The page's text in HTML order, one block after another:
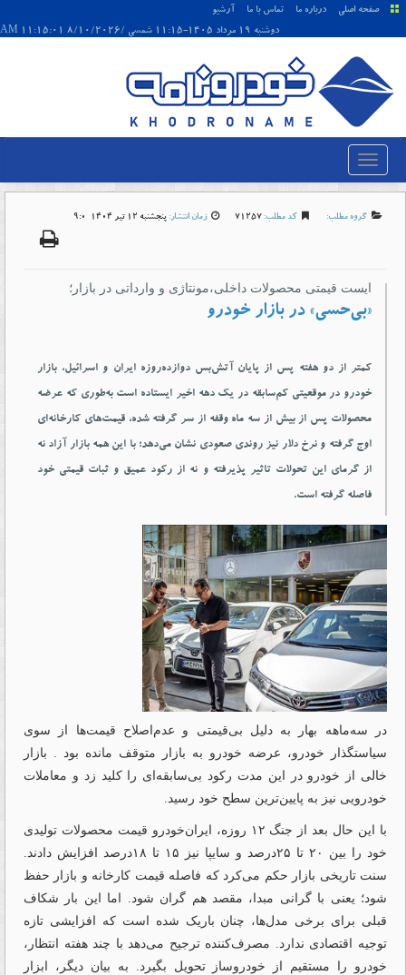
صفحه اصلی درباره ما تماس با ما
آرشیو
دوشنبه 19 مرداد 1405-11:15 شمسی /8/10/2026 11:15:01 AM
گروه مطلب: کد مطلب: 71257 زمان انتشار: پنجشنبه 12 تير 1404-9:0
ایست قیمتی محصولات داخلی،مونتاژی و وارداتی در بازار؛
«بی‌حسی» در بازار خودرو
کمتر از دو هفته پس از پایان آتش‏‌بس دوازده‏‌روزه ایران و اسرائیل، بازار
خودرو در موقعیتی کم‏‌سابقه در یک دهه اخیر ایستاده است به‌طوری که عرضه
محصولات پس از بیش از سه ماه وقفه از سر گرفته شده، قیمت‌های کارخانه‏‌ای
اوج گرفته و نرخ دلار نیز روندی صعودی نشان می‌دهد؛ با این همه بازار آزاد نه
از گرمای این تحولات تاثیر پذیرفته و نه از رکود عمیق و ثبات قیمتی خود
فاصله گرفته است.
در سه‌ماهه بهار به دلیل بی‌قیمتی و عدم‌اصلاح قیمت‌ها از سوی
سیاستگذار خودرو، عرضه خودرو به بازار متوقف مانده بود . بازار
خالی از خودرو در این مدت رکود بی‌سابقه‌ای را کلید زد و معاملات
خودرویی نیز به پایین‌ترین سطح خود رسید.
با این حال بعد از جنگ ۱۲ روزه، ایران‌‌خودرو قیمت محصولات تولیدی
خود را بین ۲۰ تا ۲۵‌درصد و سایپا نیز ۱۵ تا ۱۸‌درصد افزایش دادند.
سنت تاریخی بازار حکم می‌‌کرد که فاصله قیمت کارخانه و بازار حفظ
شود؛ یعنی با گرانی مبدا، مقصد هم گران شود. اما این بار شکاف
قبلی برای برخی مدل‌‌ها، چنان باریک شده است که افزایشی تازه
توجیه اقتصادی ندارد. مصرف‌کننده ترجیح می‌دهد با چند هفته انتظار،
خودرو را مستقیم از خودروساز تحویل بگیرد. به بیان دیگر، ابزار